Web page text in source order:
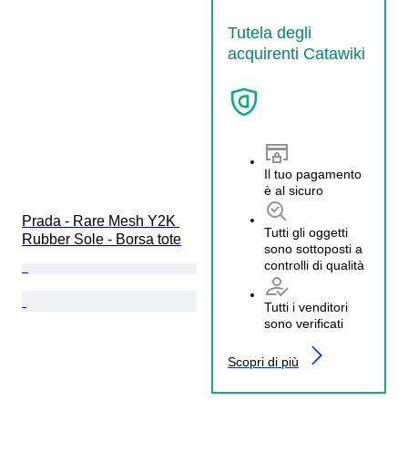
Tutela degli
acquirenti Catawiki
Il tuo pagamento
è al sicuro
Tutti gli oggetti
sono sottoposti a
controlli di qualità
Tutti i venditori
sono verificati
Scopri di più
Prada - Rare Mesh Y2K
Rubber Sole - Borsa tote